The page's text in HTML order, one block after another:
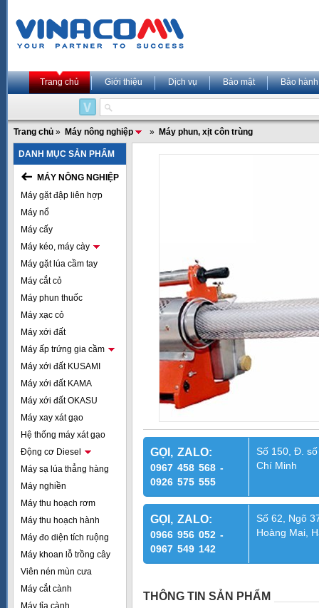
Trang chủ Giới thiệu Dịch vụ Bảo mật Bảo hành
Trang chủ » Máy nông nghiệp » Máy phun, xịt côn trùng
DANH MỤC SẢN PHẨM
MÁY NÔNG NGHIỆP
Máy gặt đập liên hợp
Máy nổ
Máy cấy
Máy kéo, máy cày
Máy gặt lúa cầm tay
Máy cắt cỏ
Máy phun thuốc
Máy xạc cỏ
Máy xới đất
Máy ấp trứng gia cầm
Máy xới đất KUSAMI
Máy xới đất KAMA
Máy xới đất OKASU
Máy xay xát gạo
Hệ thống máy xát gạo
Động cơ Diesel
Máy sạ lúa thẳng hàng
Máy nghiền
Máy thu hoạch rơm
Máy thu hoạch hành
Máy đo diện tích ruộng
Máy khoan lỗ trồng cây
Viên nén mùn cưa
Máy cắt cành
Máy tỉa cành
GỌI, ZALO:
0967 458 568 -
0926 575 555
Số 150, Đ.
Chí Minh
GỌI, ZALO:
0966 956 052 -
0967 549 142
Số 62, Ngõ
Hoàng Mai,
THÔNG TIN SẢN PHẨM